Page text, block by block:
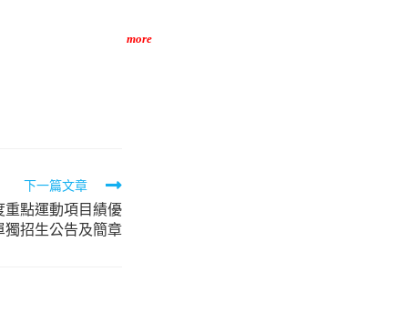
下一篇文章
點運動項目績優
獨招生公告及簡章
more